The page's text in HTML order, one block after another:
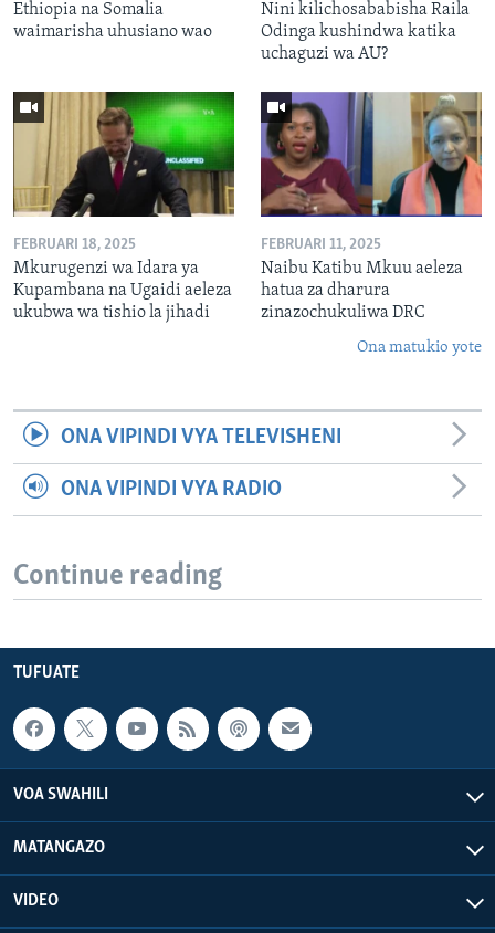
Ethiopia na Somalia
waimarisha uhusiano wao
Nini kilichosababisha Raila
Odinga kushindwa katika
uchaguzi wa AU?
FEBRUARI 18, 2025
Mkurugenzi wa Idara ya
Kupambana na Ugaidi aeleza
ukubwa wa tishio la jihadi
FEBRUARI 11, 2025
Naibu Katibu Mkuu aeleza
hatua za dharura
zinazochukuliwa DRC
Ona matukio yote
ONA VIPINDI VYA TELEVISHENI
ONA VIPINDI VYA RADIO
Continue reading
TUFUATE
VOA SWAHILI
MATANGAZO
VIDEO